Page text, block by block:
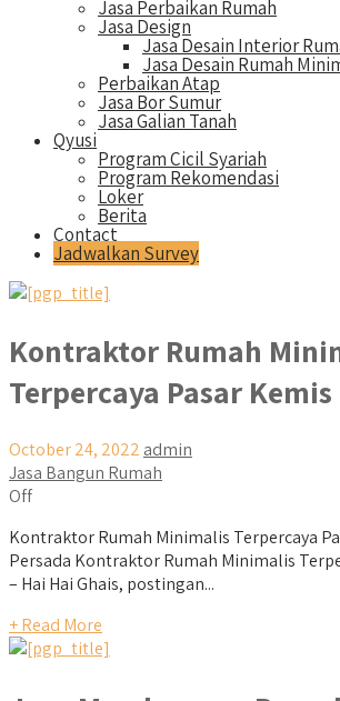
Jasa Perbaikan Rumah
Jasa Design
Jasa Desain Interior
Jasa Desain Rumah
Perbaikan Atap
Jasa Bor Sumur
Jasa Galian Tanah
Qyusi
Program Cicil Syariah
Program Rekomendasi
Loker
Berita
Contact
Jadwalkan Survey
Kontraktor Rumah
Terpercaya Pasar Kemis
October 24, 2022 admin
Jasa Bangun Rumah
Off
Kontraktor Rumah Minimalis Terpercaya
Persada Kontraktor Rumah Minimalis
– Hai Hai Ghais, postingan...
+ Read More